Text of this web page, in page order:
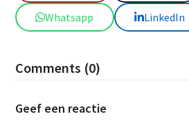
Whatsapp LinkedIn
Comments (0)
Geef een reactie